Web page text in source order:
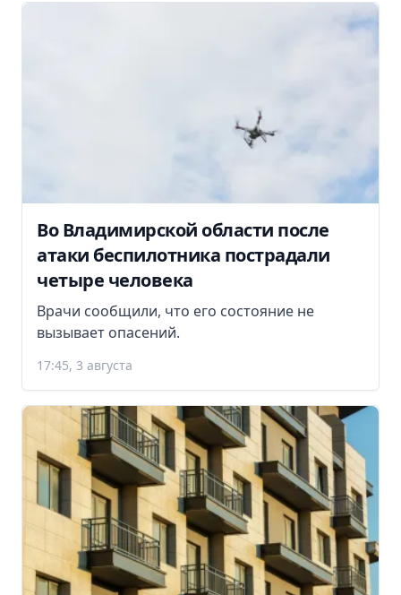
Во Владимирской области после
атаки беспилотника пострадали
четыре человека
Врачи сообщили, что его состояние не
вызывает опасений.
17:45, 3 августа